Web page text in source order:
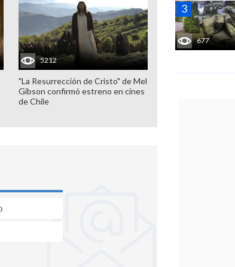
677
5212
"La Resurrección de Cristo" de Mel
Gibson confirmó estreno en cines
de Chile